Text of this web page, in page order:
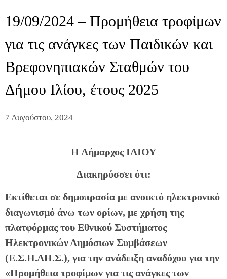
19/09/2024 – Προμήθεια τροφίμων
για τις ανάγκες των Παιδικών και
Βρεφονηπιακών Σταθμών του
Δήμου Ιλίου, έτους 2025
7 Αυγούστου, 2024
H Δήμαρχος ΙΛΙΟΥ
Διακηρύσσει ότι:
Εκτίθεται σε δημοπρασία με ανοικτό ηλεκτρονικό
διαγωνισμό άνω των ορίων, με χρήση της
πλατφόρμας του Εθνικού Συστήματος
Ηλεκτρονικών Δημόσιων Συμβάσεων
(Ε.Σ.Η.ΔΗ.Σ.), για την ανάδειξη αναδόχου για την
«Προμήθεια τροφίμων για τις ανάγκες των